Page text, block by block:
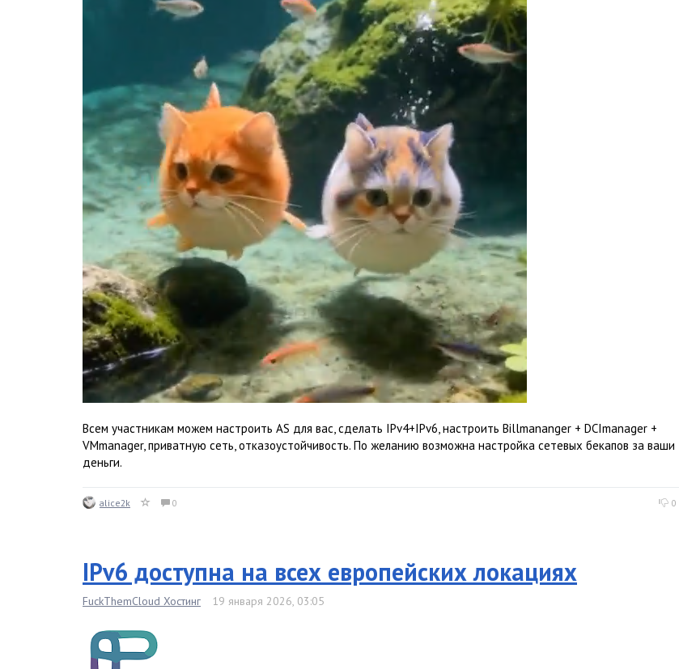
Всем участникам можем настроить AS для вас, сделать IPv4+IPv6, настроить Billmananger + DCImanager +
VMmanager, приватную сеть, отказоустойчивость. По желанию возможна настройка сетевых бекапов за ваши
деньги.
alice2k 0 0
IPv6 доступна на всех европейских локациях
FuckThemCloud Хостинг 19 января 2026, 03:05